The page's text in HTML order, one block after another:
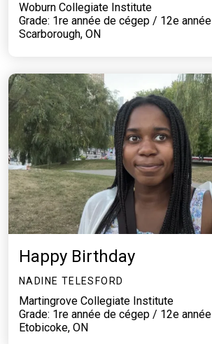
Woburn Collegiate Institute
Grade: 1re année de cégep / 12e année
Scarborough, ON
Happy Birthday
NADINE TELESFORD
Martingrove Collegiate Institute
Grade: 1re année de cégep / 12e année
Etobicoke, ON